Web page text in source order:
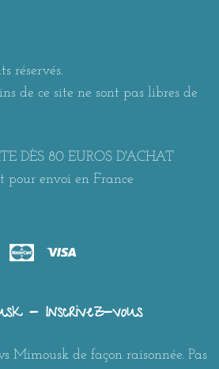
réservés.
de ce site ne sont pas libres de
DÈS 80 EUROS D'ACHAT
envoi en France
- Inscrivez-vous
Mimousk de façon raisonnée. Pas